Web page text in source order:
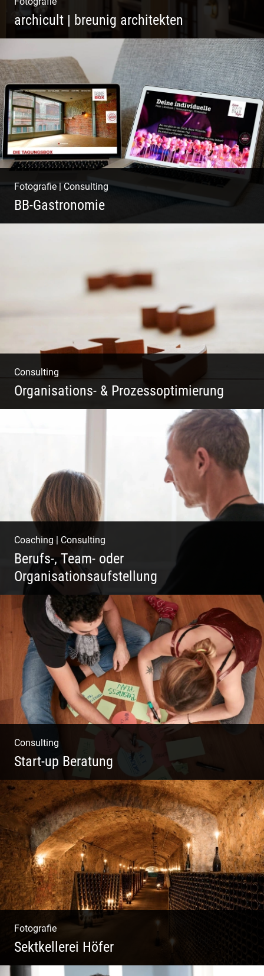
archicult | breunig architekten
Wasser im Fluss der Kurstadt
Fotografie|Consulting
BB-Gastronomie
Consulting
Organisations- & Prozessoptimierung
Erfolg ermöglichen durch Klarheit in der
Coaching | Consulting
Berufs-, Team- oder
Organisationsaufstellung
Business Coaching – Berufliche Freude
ermöglichen
Consulting
Start-up Beratung
Du beginnst Dein Eigenes zu erschaffen und
weißt nicht, wo du beginnen sollst?
Fotografie
Sektkellerei Höfer